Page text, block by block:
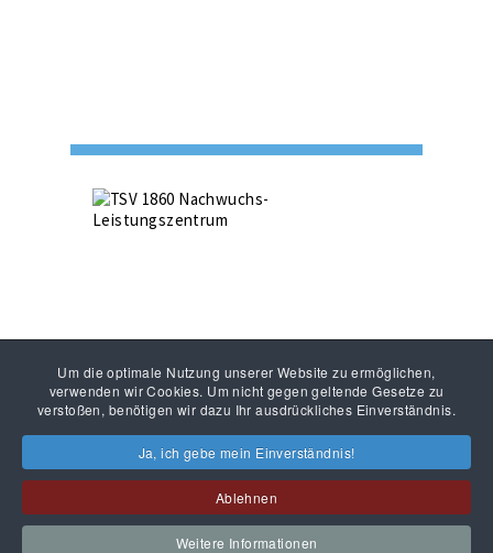
Um die optimale Nutzung unserer Website zu ermöglichen,
verwenden wir Cookies. Um nicht gegen geltende Gesetze zu
verstoßen, benötigen wir dazu Ihr ausdrückliches Einverständnis.
Ja, ich gebe mein Einverständnis!
Ablehnen
Weitere Informationen
KONTAKT IMPRESSUM DATENSCHUTZ